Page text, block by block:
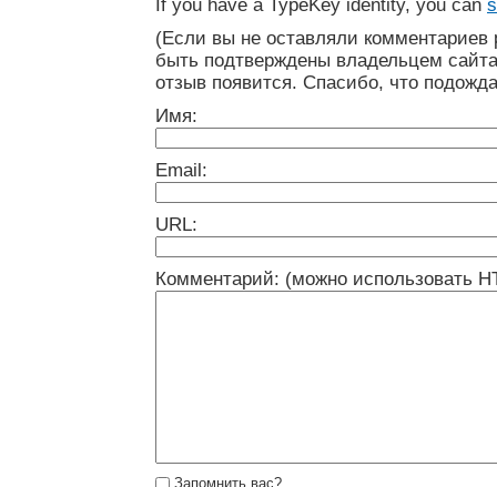
If you have a TypeKey identity, you can
(Если вы не оставляли
быть подтверждены владельцем
отзыв появится. Спасибо, что
Имя:
Email:
URL:
Комментарий: (можно использовать
Запомнить вас?